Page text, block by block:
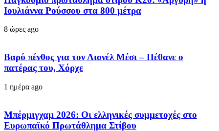
Ιουλιάννα Ρούσσου στα 800 μέτρα
8 ώρες ago
Βαρύ πένθος για τον Λιονέλ Μέσι – Πέθανε ο
πατέρας του, Χόρχε
1 ημέρα ago
Μπέρμιγχαμ 2026: Οι ελληνικές συμμετοχές στο
Ευρωπαϊκό Πρωτάθλημα Στίβου